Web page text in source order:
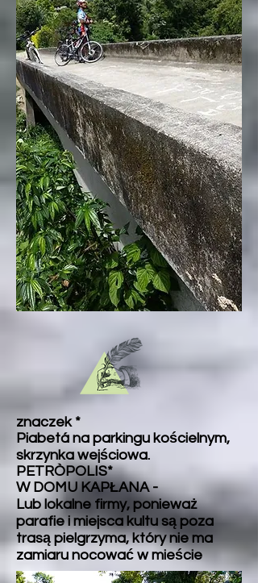
znaczek *
Piabetá na parkingu kościelnym,
skrzynka wejściowa.
PETRÒPOLIS*
W DOMU KAPŁANA -
Lub lokalne firmy, ponieważ
parafie i miejsca kultu są poza
trasą pielgrzyma, który nie ma
zamiaru nocować w mieście